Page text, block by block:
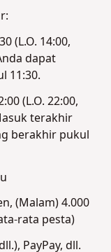
(L.O. 14:00,
dapat
11:30.
(L.O. 22:00,
terakhir
berakhir pukul
(Malam) 4.000
rata pesta)
PayPay, dll.